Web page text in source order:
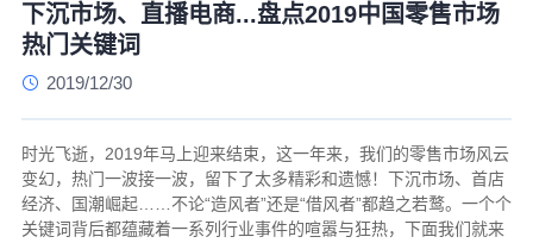
下沉市场、直播电商...盘点2019中国零售市场
热门关键词
2019/12/30
时光飞逝，2019年马上迎来结束，这一年来，我们的零售市场风云
变幻，热门一波接一波，留下了太多精彩和遗憾！下沉市场、首店
经济、国潮崛起……不论“造风者”还是“借风者”都趋之若鹜。一个个
关键词背后都蕴藏着一系列行业事件的喧嚣与狂热，下面我们就来